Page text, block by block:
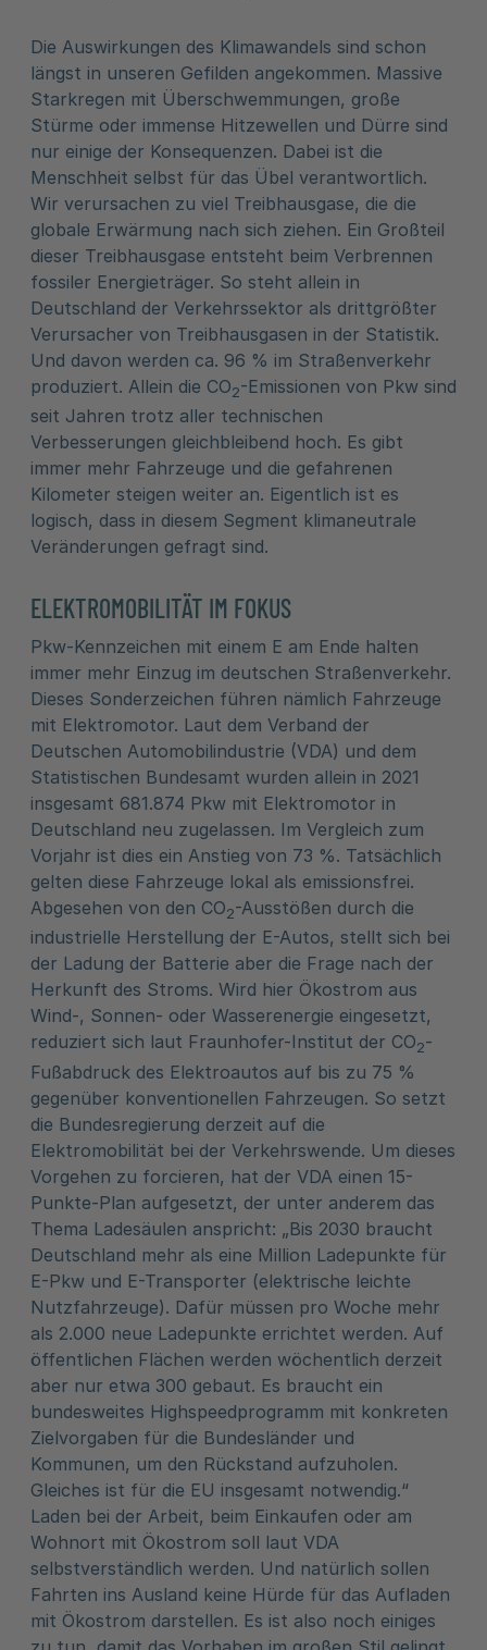
Die Auswirkungen des Klimawandels sind schon
längst in unseren Gefilden angekommen. Massive
Starkregen mit Überschwemmungen, große
Stürme oder immense Hitzewellen und Dürre sind
nur einige der Konsequenzen. Dabei ist die
Menschheit selbst für das Übel verantwortlich.
Wir verursachen zu viel Treibhausgase, die die
globale Erwärmung nach sich ziehen. Ein Großteil
dieser Treibhausgase entsteht beim Verbrennen
fossiler Energieträger. So steht allein in
Deutschland der Verkehrssektor als drittgrößter
Verursacher von Treibhausgasen in der Statistik.
Und davon werden ca. 96 % im Straßenverkehr
produziert. Allein die CO2-Emissionen von Pkw sind
seit Jahren trotz aller technischen
Verbesserungen gleichbleibend hoch. Es gibt
immer mehr Fahrzeuge und die gefahrenen
Kilometer steigen weiter an. Eigentlich ist es
logisch, dass in diesem Segment klimaneutrale
Veränderungen gefragt sind.
ELEKTROMOBILITÄT IM FOKUS
Pkw-Kennzeichen mit einem E am Ende halten
immer mehr Einzug im deutschen Straßenverkehr.
Dieses Sonderzeichen führen nämlich Fahrzeuge
mit Elektromotor. Laut dem Verband der
Deutschen Automobilindustrie (VDA) und dem
Statistischen Bundesamt wurden allein in 2021
insgesamt 681.874 Pkw mit Elektromotor in
Deutschland neu zugelassen. Im Vergleich zum
Vorjahr ist dies ein Anstieg von 73 %. Tatsächlich
gelten diese Fahrzeuge lokal als emissionsfrei.
Abgesehen von den CO2-Ausstößen durch die
industrielle Herstellung der E-Autos, stellt sich bei
der Ladung der Batterie aber die Frage nach der
Herkunft des Stroms. Wird hier Ökostrom aus
Wind-, Sonnen- oder Wasserenergie eingesetzt,
reduziert sich laut Fraunhofer-Institut der CO2-
Fußabdruck des Elektroautos auf bis zu 75 %
gegenüber konventionellen Fahrzeugen. So setzt
die Bundesregierung derzeit auf die
Elektromobilität bei der Verkehrswende. Um dieses
Vorgehen zu forcieren, hat der VDA einen 15-
Punkte-Plan aufgesetzt, der unter anderem das
Thema Ladesäulen anspricht: „Bis 2030 braucht
Deutschland mehr als eine Million Ladepunkte für
E-Pkw und E-Transporter (elektrische leichte
Nutzfahrzeuge). Dafür müssen pro Woche mehr
als 2.000 neue Ladepunkte errichtet werden. Auf
öffentlichen Flächen werden wöchentlich derzeit
aber nur etwa 300 gebaut. Es braucht ein
bundesweites Highspeedprogramm mit konkreten
Zielvorgaben für die Bundesländer und
Kommunen, um den Rückstand aufzuholen.
Gleiches ist für die EU insgesamt notwendig.“
Laden bei der Arbeit, beim Einkaufen oder am
Wohnort mit Ökostrom soll laut VDA
selbstverständlich werden. Und natürlich sollen
Fahrten ins Ausland keine Hürde für das Aufladen
mit Ökostrom darstellen. Es ist also noch einiges